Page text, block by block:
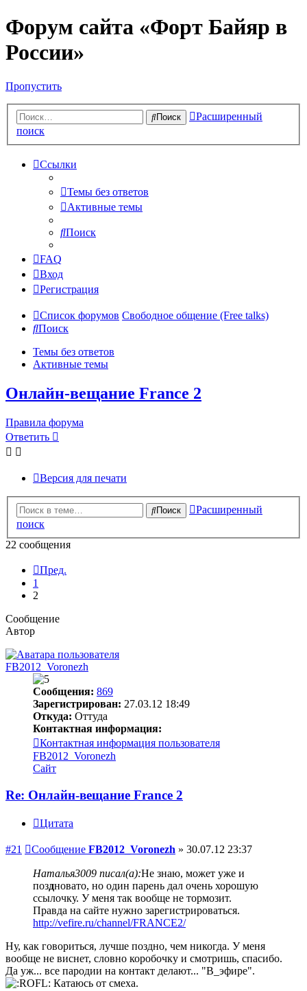
Форум сайта «Форт Байяр в
России»
Пропустить
Поиск
Расширенный
поиск
Ссылки
Темы без ответов
Активные темы
Поиск
FAQ
Вход
Регистрация
Список форумов Свободное общение (Free talks)
Поиск
Темы без ответов
Активные темы
Онлайн-вещание France 2
Правила форума
Ответить
Версия для печати
Поиск
Расширенный
поиск
22 сообщения
Пред.
1
2
Сообщение
Автор
FB2012_Voronezh
Сообщения: 869
Зарегистрирован: 27.03.12 18:49
Откуда: Оттуда
Контактная информация:
Контактная информация пользователя
FB2012_Voronezh
Сайт
Re: Онлайн-вещание France 2
Цитата
#21 Сообщение FB2012_Voronezh » 30.07.12 23:37
Наталья3009 писал(а):Не знаю, может уже и
поздновато, но один парень дал очень хорошую
ссылочку. У меня так вообще не тормозит.
Правда на сайте нужно зарегистрироваться.
http://vefire.ru/channel/FRANCE2/
Ну, как говориться, лучше поздно, чем никогда. У меня
вообще не виснет, словно коробочку и смотришь, спасибо.
Да уж... все пародии на контакт делают... "В_эфире".
Катаюсь от смеха.